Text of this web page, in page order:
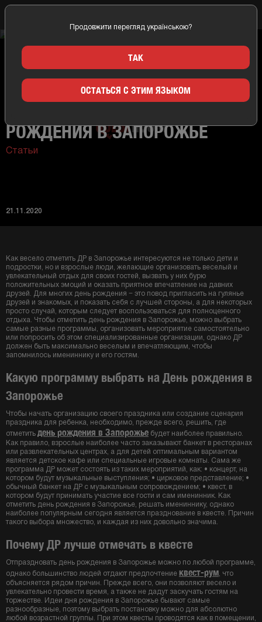
Как весело отметить день рождения в Запорожье
РОЖДЕНИЯ В ЗАПОРОЖЬЕ
Статьи
21.11.2020
Как весело отметить ДР в Запорожье интересуются не только дети и
подростки, но и взрослые люди, желающие организовать веселый и
увлекательный отдых для своих гостей, вызвать у них бурю
положительных эмоций и оказать приятное впечатление на давних
друзей. Для многих день рождения − это повод пригласить на гулянье
друзей и знакомых, и показать себя с лучшей стороны, а для некоторых
просто случай, которым следует воспользоваться для полноценного
отдыха. Чтобы отметить день рождения в Запорожье, можно выбрать
самые разные программы, организовать мероприятие самостоятельно
или попросить об этом специализированные организации, однако ДР
должен быть максимально веселым и впечатляющим, чтобы
запомнилось имениннику и его гостям.
Какую программу выбрать на День рождения в
Запорожье
Чтобы начать организацию своего праздника или создание сценария
праздника для ребенка, необходимо, прежде всего, решить, где
отметить день рождения в Запорожье будет наиболее правильно.
Как правило, взрослые наиболее часто заказывают банкет в ресторанах
или развлекательных центрах, а для детей оптимальным вариантом
является детское кафе или специальные игровые комнаты. Сама же
программа ДР может состоять из таких мероприятий, как: • концерт, на
котором будут музыкальные выступления; • цирковое представление; •
обычный банкет на ДР с музыкальным сопровождением; • квест, в
котором будут принимать участие все гости и сам именинник. Как
отметить день рождения в Запорожье, решать имениннику, однако
наиболее популярным сегодня является празднование в квесте. Причин
такого выбора множество, и каждая из них довольно значима.
Почему ДР лучше отмечать в квесте
Отпраздновать день рождения в Запорожье можно по любой программе,
однако большинство людей отдают предпочтение квест-рум , что
объясняется рядом причин. Прежде всего, они позволяют весело и
увлекательно провести время, а также не дадут заскучать гостям на
торжестве. Идеи дня рождения в Запорожье бывают самые
разнообразные, поэтому выбрать постановку можно для абсолютно
любой возрастной группы. При этом квесты проводятся как в помещении,
Продовжити перегляд українською?
ТАК
ОСТАТЬСЯ С ЭТИМ ЯЗЫКОМ